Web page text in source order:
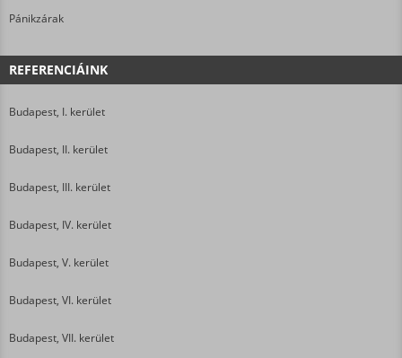
Pánikzárak
REFERENCIÁINK
Budapest, I. kerület
Budapest, II. kerület
Budapest, III. kerület
Budapest, IV. kerület
Budapest, V. kerület
Budapest, VI. kerület
Budapest, VII. kerület